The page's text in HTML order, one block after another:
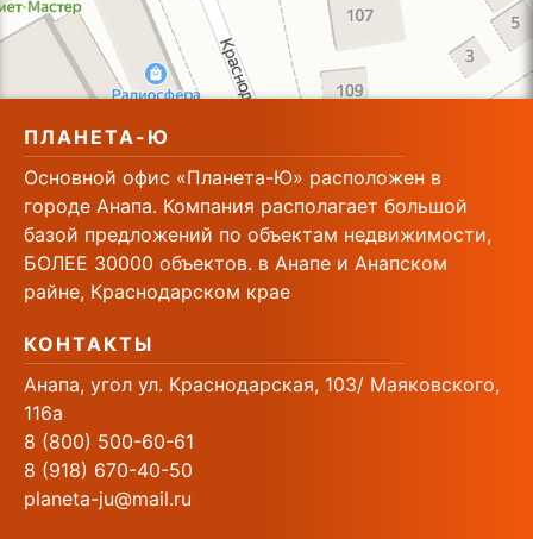
ПЛАНЕТА-Ю
Основной офис «Планета-Ю» расположен в
городе Анапа. Компания располагает большой
базой предложений по объектам недвижимости,
БОЛЕЕ 30000 объектов. в Анапе и Анапском
райне, Краснодарском крае
КОНТАКТЫ
Анапа, угол ул. Краснодарская, 103/ Маяковского,
116а
8 (800) 500-60-61
8 (918) 670-40-50
planeta-ju@mail.ru